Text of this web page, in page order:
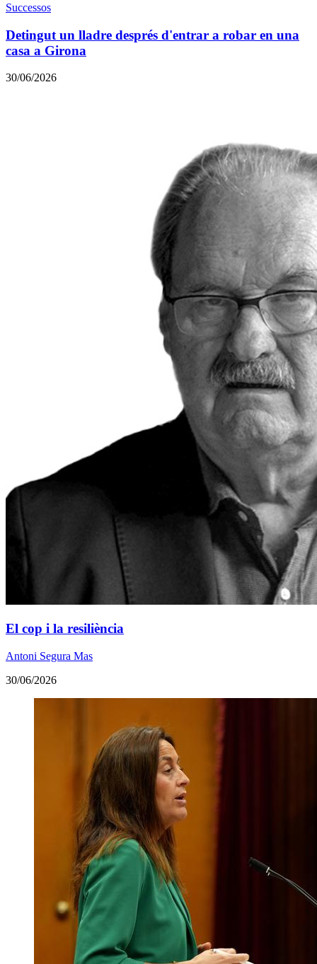
Successos
Detingut un lladre després d'entrar a robar en una
casa a Girona
30/06/2026
El cop i la resiliència
Antoni Segura Mas
30/06/2026